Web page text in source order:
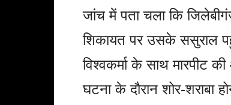
जांच में पता चला कि
शिकायत पर उसके ससुराल
विश्वकर्मा के साथ मारपीट
घटना के दौरान शोर-शराबा